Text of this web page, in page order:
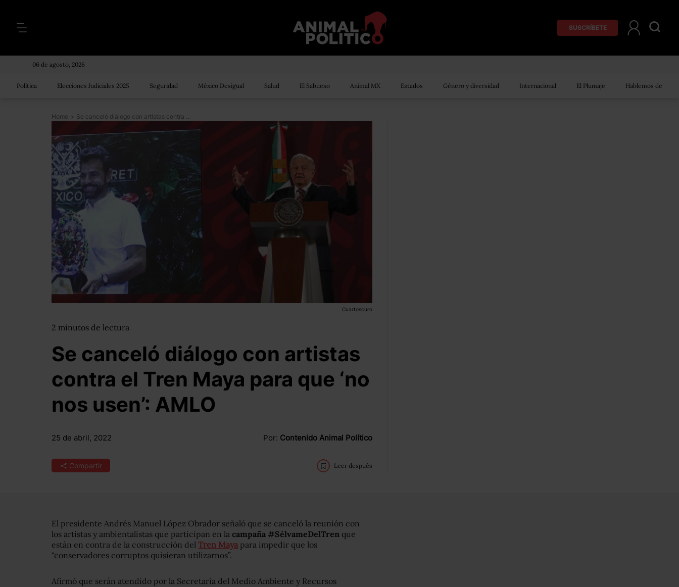
SUSCRÍBETE
06 de agosto, 2026
Política Elecciones Judiciales 2025 Seguridad México Desigual Salud El Sabueso Animal MX Estados Género y diversidad Internacional El Plumaje Hablemos de
Home > Se canceló diálogo con artistas contra el Tren Maya para que ‘no nos usen’: AMLO
Cuartoscuro
2 minutos de lectura
Se canceló diálogo con artistas
contra el Tren Maya para que ‘no
nos usen’: AMLO
25 de abril, 2022 Por: Contenido Animal Político
Compartir Leer después
El presidente Andrés Manuel López Obrador señaló que se canceló la reunión con
los artistas y ambientalistas que participan en la campaña #SélvameDelTren que
están en contra de la construcción del Tren Mayapara impedir que los
“conservadores corruptos quisieran utilizarnos”.
Afirmó que serán atendido por la Secretaría del Medio Ambiente y Recursos